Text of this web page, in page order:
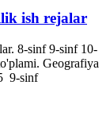
ish rejalar
8-sinf 9-sinf 10-
Geografiya
9-sinf